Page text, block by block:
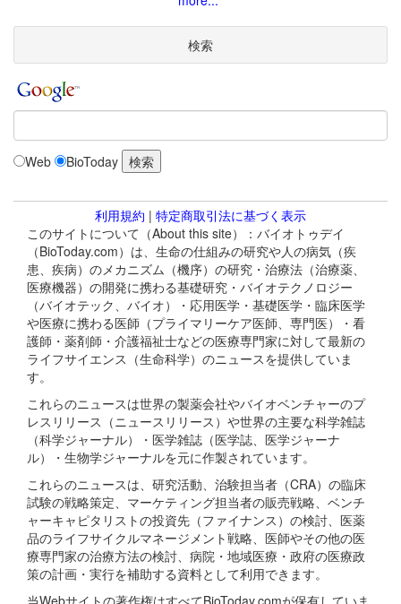
検索
Web BioToday
利用規約 | 特定商取引法に基づく表示
このサイトについて（About this site）：バイオトゥデイ
（BioToday.com）は、生命の仕組みの研究や人の病気（疾
患、疾病）のメカニズム（機序）の研究・治療法（治療薬、
医療機器）の開発に携わる基礎研究・バイオテクノロジー
（バイオテック、バイオ）・応用医学・基礎医学・臨床医学
や医療に携わる医師（プライマリーケア医師、専門医）・看
護師・薬剤師・介護福祉士などの医療専門家に対して最新の
ライフサイエンス（生命科学）のニュースを提供していま
す。
これらのニュースは世界の製薬会社やバイオベンチャーのプ
レスリリース（ニュースリリース）や世界の主要な科学雑誌
（科学ジャーナル）・医学雑誌（医学誌、医学ジャーナ
ル）・生物学ジャーナルを元に作製されています。
これらのニュースは、研究活動、治験担当者（CRA）の臨床
試験の戦略策定、マーケティング担当者の販売戦略、ベンチ
ャーキャピタリストの投資先（ファイナンス）の検討、医薬
品のライフサイクルマネージメント戦略、医師やその他の医
療専門家の治療方法の検討、病院・地域医療・政府の医療政
策の計画・実行を補助する資料として利用できます。